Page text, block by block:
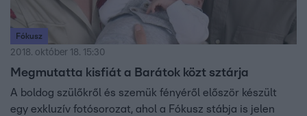
Fókusz
2018. október 18. 15:30
Megmutatta kisfiát a Barátok közt sztárja
A boldog szülőkről és szemük fényéről először készült
egy exkluzív fotósorozat, ahol a Fókusz stábja is jelen